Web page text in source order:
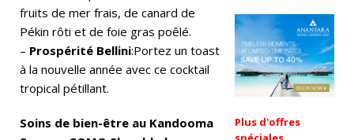
fruits de mer frais, de canard de
Pékin rôti et de foie gras poêlé.
– Prospérité Bellini:Portez un toast
à la nouvelle année avec ce cocktail
tropical pétillant.
Soins de bien-être au Kandooma
Plus d'offres